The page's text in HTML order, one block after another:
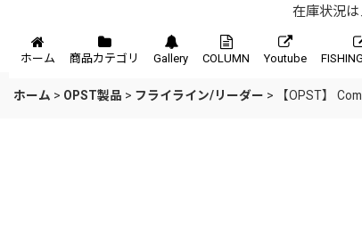
在庫状況
メニュー
ホーム 商品カテゴリ Gallery COLUMN Youtube
ホーム > OPST製品 > フライライン/リーダー > 【OPST】